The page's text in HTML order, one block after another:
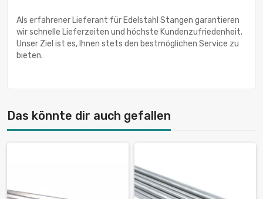
Als erfahrener Lieferant für Edelstahl Stangen garantieren
wir schnelle Lieferzeiten und höchste Kundenzufriedenheit.
Unser Ziel ist es, Ihnen stets den bestmöglichen Service zu
bieten.
Das könnte dir auch gefallen